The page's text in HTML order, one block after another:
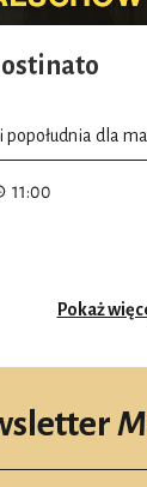
popołudnia dla
11:00
Pokaż